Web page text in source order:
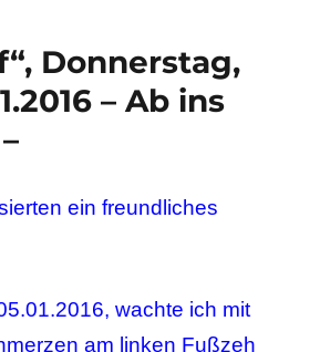
Donnerstag,
– Ab ins
ein freundliches
wachte ich mit
am linken Fußzeh